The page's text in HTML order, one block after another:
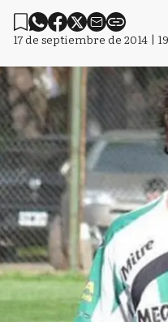
17 de septiembre de 2014 |